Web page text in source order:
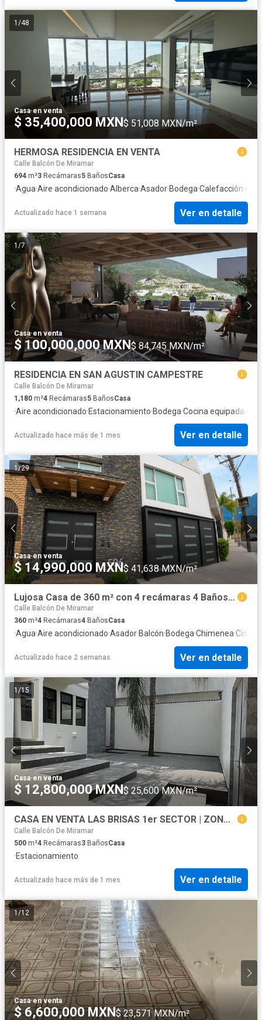
1 /48
Casa·en venta
$ 35,400,000 MXN$ 51,008 MXN/m²
HERMOSA RESIDENCIA EN VENTA
Calle Balcón De Miramar
694 m²3 Recámaras5 BañosCasa
·Agua·Aire acondicionado·Alberca·Asador·Bodega·Calefacción·
Actualizado hace 1 semana Ver en detalle
1 /7
Casa·en venta
$ 100,000,000 MXN$ 84,745 MXN/m²
RESIDENCIA EN SAN AGUSTIN CAMPESTRE
Calle Balcón De Miramar
1,180 m²4 Recámaras5 BañosCasa
·Aire acondicionado·Estacionamiento·Bodega·Cocina equipada
Actualizado hace más de 1 mes Ver en detalle
1 /29
Casa·en venta
$ 14,990,000 MXN$ 41,638 MXN/m²
Lujosa Casa de 360 m² con 4 recámaras 4 Baños Terraza Asador Lista en venta en Lomas del Campestre San Pedro Garza Garcia NL
Calle Balcón De Miramar
360 m²4 Recámaras4 BañosCasa
·Agua·Aire acondicionado·Asador·Balcón·Bodega·Chimenea·
Actualizado hace 2 semanas Ver en detalle
1 /15
Casa·en venta
$ 12,800,000 MXN$ 25,600 MXN/m²
CASA EN VENTA LAS BRISAS 1er SECTOR | ZONA SUR
Calle Balcón De Miramar
500 m²4 Recámaras3 BañosCasa
·Estacionamiento
Actualizado hace más de 1 mes Ver en detalle
1/12
Casa·en venta
$ 6,600,000 MXN$ 23,571 MXN/m²